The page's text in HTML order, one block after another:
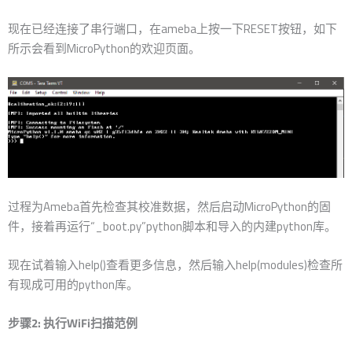
现在已经连接了串行端口，在ameba上按一下RESET按钮，如下
所示会看到MicroPython的欢迎页面。
过程为Ameba首先检查其校准数据，然后启动MicroPython的固
件，接着再运行“_boot.py”python脚本和导入的内建python库。
现在试着输入help()查看更多信息，然后输入help(modules)检查所
有现成可用的python库。
步骤2: 执行WiFi扫描范例